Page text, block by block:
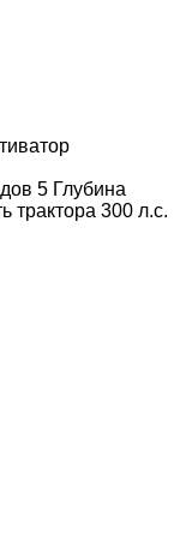
5 Глубина
трактора 300 л.с.